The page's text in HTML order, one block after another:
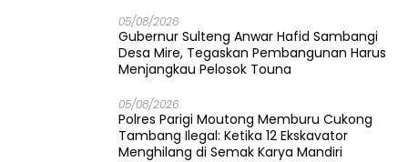
05/08/2026
Gubernur Sulteng Anwar Hafid Sambangi
Desa Mire, Tegaskan Pembangunan Harus
Menjangkau Pelosok Touna
05/08/2026
Polres Parigi Moutong Memburu Cukong
Tambang Ilegal: Ketika 12 Ekskavator
Menghilang di Semak Karya Mandiri